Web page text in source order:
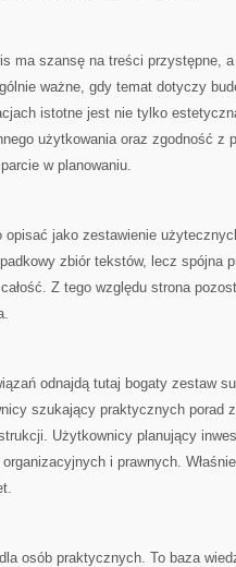
ma szansę na treści przystępne,
ważne, gdy temat dotyczy
istotne jest nie tylko
użytkowania oraz zgodność z
w planowaniu.
opisać jako zestawienie
zbiór tekstów, lecz spójna
Z tego względu strona
odnajdą tutaj bogaty zestaw
szukający praktycznych porad
Użytkownicy planujący
i prawnych.
osób praktycznych. To baza